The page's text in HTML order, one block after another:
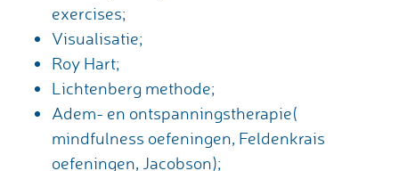
exercises;
Visualisatie;
Roy Hart;
Lichtenberg methode;
Adem- en ontspanningstherapie(
mindfulness oefeningen, Feldenkrais
oefeningen, Jacobson);